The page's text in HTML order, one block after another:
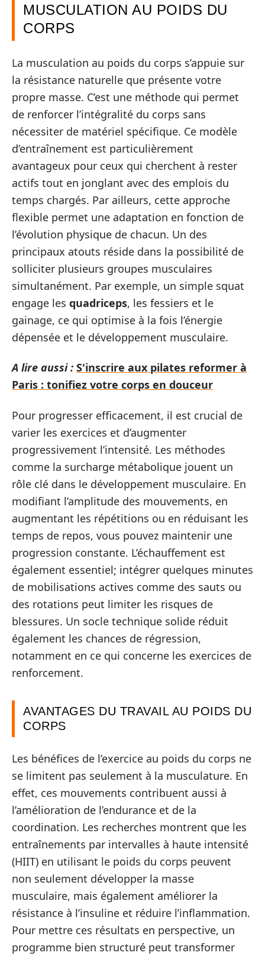
MUSCULATION AU POIDS DU
CORPS
La musculation au poids du corps s’appuie sur
la résistance naturelle que présente votre
propre masse. C’est une méthode qui permet
de renforcer l’intégralité du corps sans
nécessiter de matériel spécifique. Ce modèle
d’entraînement est particulièrement
avantageux pour ceux qui cherchent à rester
actifs tout en jonglant avec des emplois du
temps chargés. Par ailleurs, cette approche
flexible permet une adaptation en fonction de
l’évolution physique de chacun. Un des
principaux atouts réside dans la possibilité de
solliciter plusieurs groupes musculaires
simultanément. Par exemple, un simple squat
engage les quadriceps, les fessiers et le
gainage, ce qui optimise à la fois l’énergie
dépensée et le développement musculaire.
A lire aussi : S'inscrire aux pilates reformer à
Paris : tonifiez votre corps en douceur
Pour progresser efficacement, il est crucial de
varier les exercices et d’augmenter
progressivement l’intensité. Les méthodes
comme la surcharge métabolique jouent un
rôle clé dans le développement musculaire. En
modifiant l’amplitude des mouvements, en
augmentant les répétitions ou en réduisant les
temps de repos, vous pouvez maintenir une
progression constante. L’échauffement est
également essentiel; intégrer quelques minutes
de mobilisations actives comme des sauts ou
des rotations peut limiter les risques de
blessures. Un socle technique solide réduit
également les chances de régression,
notamment en ce qui concerne les exercices de
renforcement.
AVANTAGES DU TRAVAIL AU POIDS DU
CORPS
Les bénéfices de l’exercice au poids du corps ne
se limitent pas seulement à la musculature. En
effet, ces mouvements contribuent aussi à
l’amélioration de l’endurance et de la
coordination. Les recherches montrent que les
entraînements par intervalles à haute intensité
(HIIT) en utilisant le poids du corps peuvent
non seulement développer la masse
musculaire, mais également améliorer la
résistance à l’insuline et réduire l’inflammation.
Pour mettre ces résultats en perspective, un
programme bien structuré peut transformer